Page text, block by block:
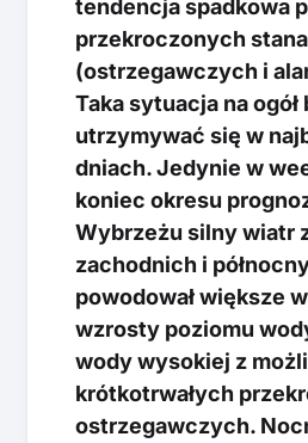
tendencja spadkowa
przekroczonych
(ostrzegawczych i
Taka sytuacja na ogół
utrzymywać się w
dniach. Jedynie w
koniec okresu
Wybrzeżu silny wiatr
zachodnich i
powodował większe
wzrosty poziomu
wody wysokiej z
krótkotrwałych
ostrzegawczych.